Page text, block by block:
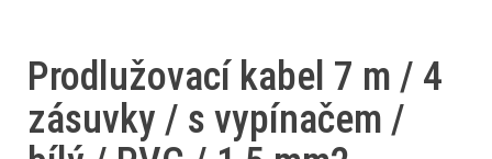
Prodlužovací kabel 7 m / 4
zásuvky / s vypínačem /